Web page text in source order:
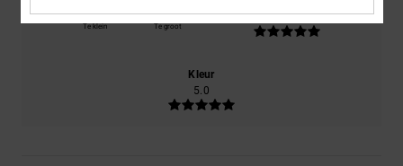
Te klein Te groot
5.0
Kleur
5.0